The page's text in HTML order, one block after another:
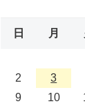
日 月
2
3
9
10